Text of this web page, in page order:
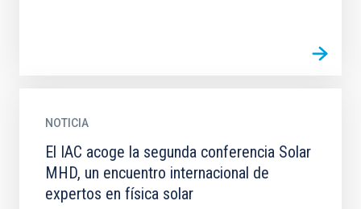
NOTICIA
El IAC acoge la segunda conferencia Solar
MHD, un encuentro internacional de
expertos en física solar